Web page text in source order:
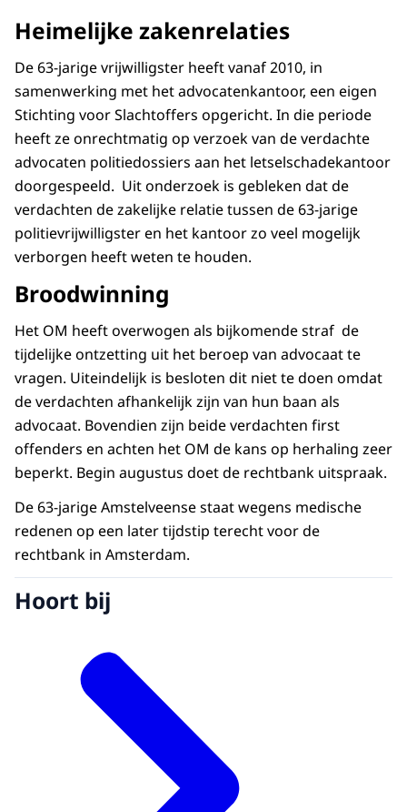
Heimelijke zakenrelaties
De 63-jarige vrijwilligster heeft vanaf 2010, in
samenwerking met het advocatenkantoor, een eigen
Stichting voor Slachtoffers opgericht. In die periode
heeft ze onrechtmatig op verzoek van de verdachte
advocaten politiedossiers aan het letselschadekantoor
doorgespeeld. Uit onderzoek is gebleken dat de
verdachten de zakelijke relatie tussen de 63-jarige
politievrijwilligster en het kantoor zo veel mogelijk
verborgen heeft weten te houden.
Broodwinning
Het OM heeft overwogen als bijkomende straf de
tijdelijke ontzetting uit het beroep van advocaat te
vragen. Uiteindelijk is besloten dit niet te doen omdat
de verdachten afhankelijk zijn van hun baan als
advocaat. Bovendien zijn beide verdachten first
offenders en achten het OM de kans op herhaling zeer
beperkt. Begin augustus doet de rechtbank uitspraak.
De 63-jarige Amstelveense staat wegens medische
redenen op een later tijdstip terecht voor de
rechtbank in Amsterdam.
Hoort bij